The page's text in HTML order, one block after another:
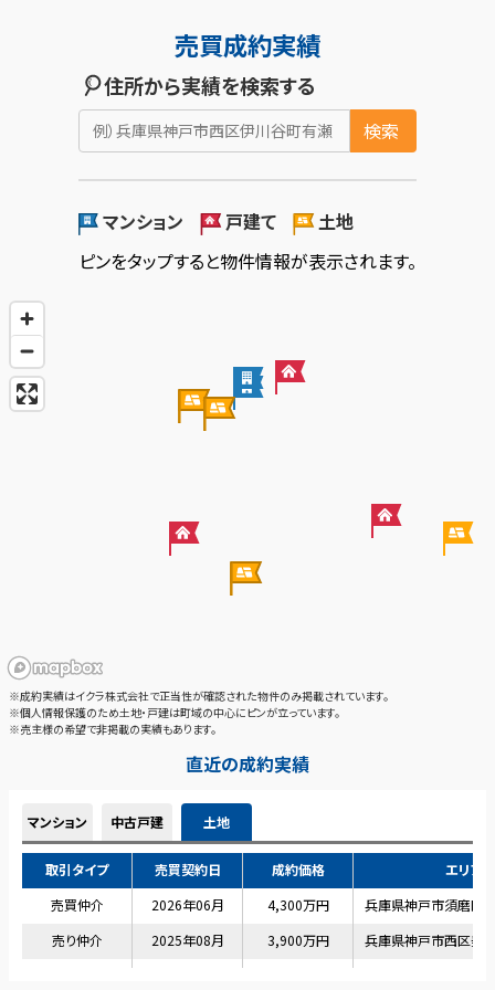
売買成約実績
住所から実績を検索する
検索
マンション 戸建て
土地
ピンをタップすると物件情報が表示されます。
※成約実績はイクラ株式会社で正当性が確認された物件のみ掲載されています。
※個人情報保護のため土地・戸建は町域の中心にピンが立っています。
※売主様の希望で非掲載の実績もあります。
直近の成約実績
マンション 中古戸建 土地
取引タイプ 売買契約日 成約価格
エリア
売買仲介
2026年06月 4,300万円
兵庫県神戸市須磨区
売り仲介
2025年08月 3,900万円
兵庫県神戸市西区美